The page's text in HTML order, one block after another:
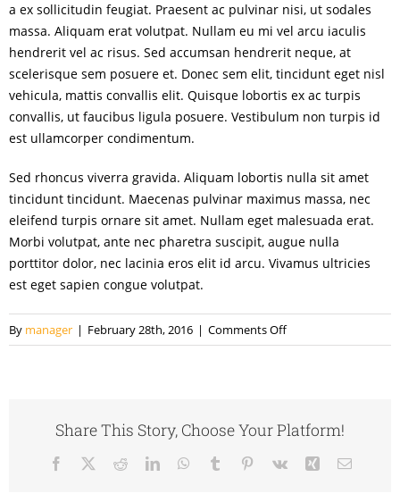
a ex sollicitudin feugiat. Praesent ac pulvinar nisi, ut sodales
massa. Aliquam erat volutpat. Nullam eu mi vel arcu iaculis
hendrerit vel ac risus. Sed accumsan hendrerit neque, at
scelerisque sem posuere et. Donec sem elit, tincidunt eget nisl
vehicula, mattis convallis elit. Quisque lobortis ex ac turpis
convallis, ut faucibus ligula posuere. Vestibulum non turpis id
est ullamcorper condimentum.
Sed rhoncus viverra gravida. Aliquam lobortis nulla sit amet
tincidunt tincidunt. Maecenas pulvinar maximus massa, nec
eleifend turpis ornare sit amet. Nullam eget malesuada erat.
Morbi volutpat, ante nec pharetra suscipit, augue nulla
porttitor dolor, nec lacinia eros elit id arcu. Vivamus ultricies
est eget sapien congue volutpat.
By manager | February 28th, 2016 | Comments Offon
Quisque
tempus.
Share This Story, Choose Your Platform!
Facebook RedditLinkedInWhatsApp
Tumblr Pinterest
Vk Xing Email